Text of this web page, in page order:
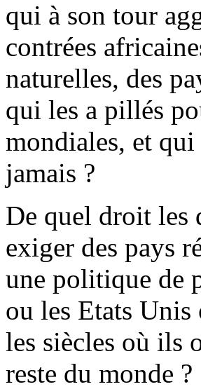
qui à son tour
contrées
naturelles, des
qui les a pillés
mondiales, et
jamais ?
De quel droit les
exiger des pays
une politique de
ou les Etats Unis
les siècles où ils
reste du monde ?